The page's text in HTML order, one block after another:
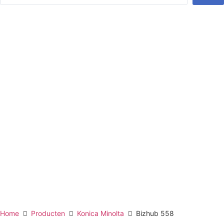
Home Producten Konica Minolta Bizhub 558